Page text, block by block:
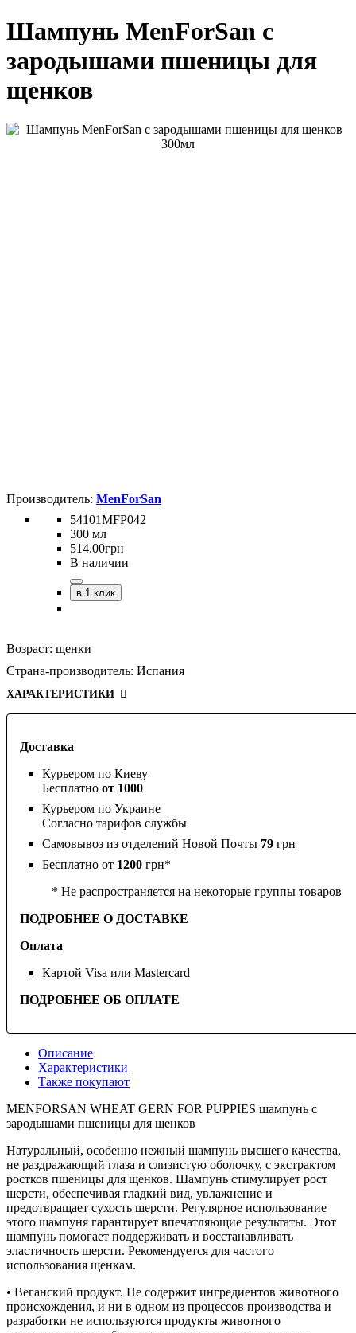
Шампунь MenForSan с
зародышами пшеницы для
щенков
Доставка
Курьером по Киеву
Бесплатно от 1000
Курьером по Украине
Согласно тарифов службы
Самовывоз из отделений Новой Почты 79 грн
Бесплатно от 1200 грн*
* Не распространяется на некоторые группы товаров
ПОДРОБНЕЕ О ДОСТАВКЕ
Оплата
Картой Visa или Mastercard
ПОДРОБНЕЕ ОБ ОПЛАТЕ
MenForSan
54101MFP042
300 мл
514.00грн
В наличии
в 1 клик
Возраст: щенки
Страна-производитель: Испания
ХАРАКТЕРИСТИКИ
Описание
Характеристики
Также покупают
MENFORSAN WHEAT GERN FOR PUPPIES шампунь с
зародышами пшеницы для щенков
Натуральный, особенно нежный шампунь высшего качества,
не раздражающий глаза и слизистую оболочку, с экстрактом
ростков пшеницы для щенков. Шампунь стимулирует рост
шерсти, обеспечивая гладкий вид, увлажнение и
предотвращает сухость шерсти. Регулярное использование
этого шампуня гарантирует впечатляющие результаты. Этот
шампунь помогает поддерживать и восстанавливать
эластичность шерсти. Рекомендуется для частого
использования щенкам.
• Веганский продукт. Не содержит ингредиентов животного
происхождения, и ни в одном из процессов производства и
разработки не используются продукты животного